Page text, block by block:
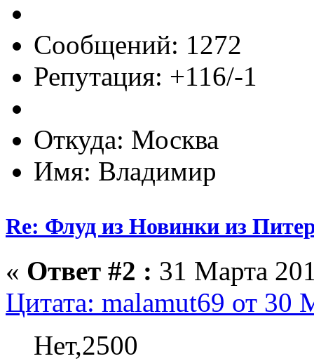
Сообщений: 1272
Репутация: +116/-1
Откуда: Москва
Имя: Владимир
Re: Флуд из Новинки из
« Ответ #2 : 31 Марта
Цитата: malamut69 от 30
Нет,2500